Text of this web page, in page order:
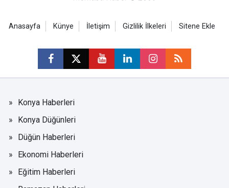
Anasayfa Künye İletişim Gizlilik İlkeleri Sitene Ekle
Konya Haberleri
Konya Düğünleri
Düğün Haberleri
Ekonomi Haberleri
Eğitim Haberleri